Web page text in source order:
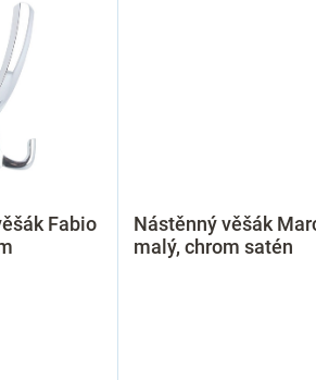
Fabio
Nástěnný věšák
malý, chrom satén